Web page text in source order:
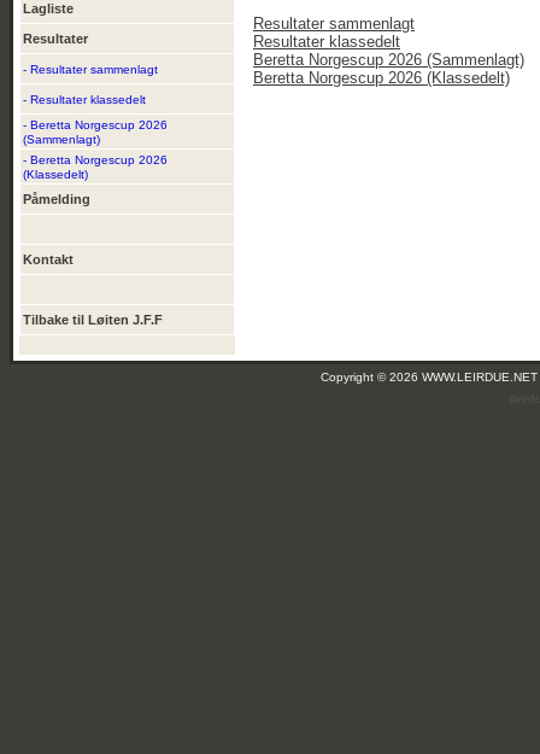
Lagliste
Resultater
- Resultater sammenlagt
- Resultater klassedelt
- Beretta Norgescup 2026
(Sammenlagt)
- Beretta Norgescup 2026
(Klassedelt)
Påmelding
Kontakt
Tilbake til Løiten J.F.F
Resultater sammenlagt
Resultater klassedelt
Beretta Norgescup 2026 (Sammenlagt)
Beretta Norgescup 2026 (Klassedelt)
Copyright © 2026